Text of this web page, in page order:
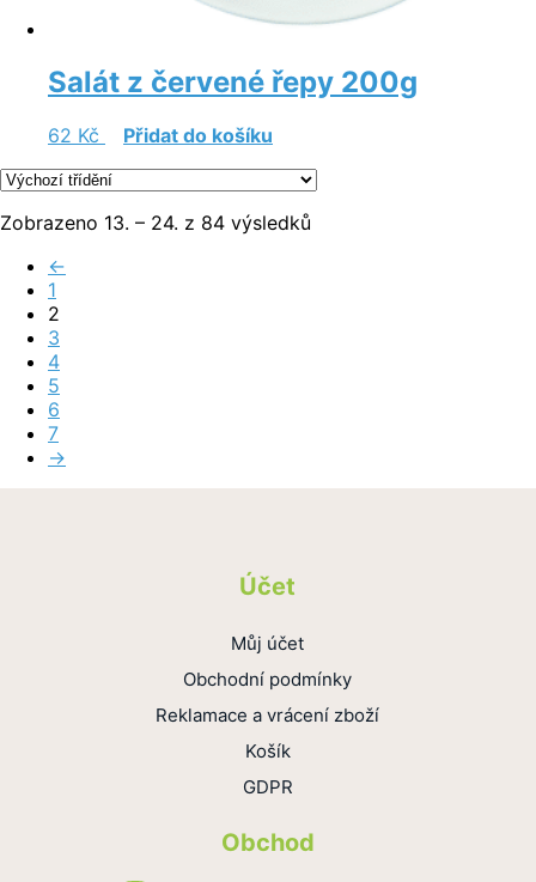
Salát z červené řepy 200g
62 Kč Přidat do košíku
Zobrazeno 13. – 24. z 84 výsledků
←
1
2
3
4
5
6
7
→
Účet
Můj účet
Obchodní podmínky
Reklamace a vrácení zboží
Košík
GDPR
Obchod